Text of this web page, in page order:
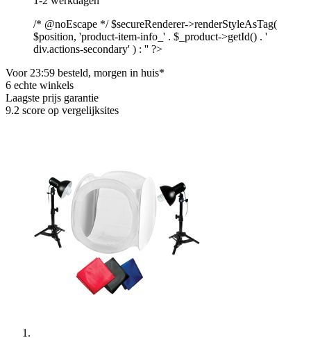
/* @noEscape */ $secureRenderer->renderStyleAsTag(
$position, 'product-item-info_' . $_product->getId() . '
div.actions-secondary' ) : '' ?>
Voor 23:59 besteld, morgen in huis*
6 echte winkels
Laagste prijs garantie
9.2 score op vergelijksites